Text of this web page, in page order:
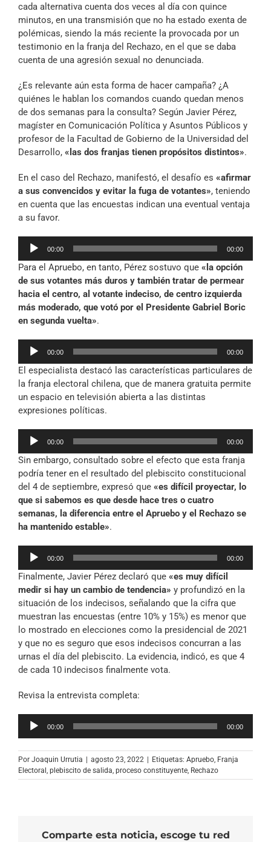
cada alternativa cuenta dos veces al día con quince
minutos, en una transmisión que no ha estado exenta de
polémicas, siendo la más reciente la provocada por un
testimonio en la franja del Rechazo, en el que se daba
cuenta de una agresión sexual no denunciada.
¿Es relevante aún esta forma de hacer campaña? ¿A
quiénes le hablan los comandos cuando quedan menos
de dos semanas para la consulta? Según Javier Pérez,
magíster en Comunicación Política y Asuntos Públicos y
profesor de la Facultad de Gobierno de la Universidad del
Desarrollo, «las dos franjas tienen propósitos distintos».
En el caso del Rechazo, manifestó, el desafío es «afirmar
a sus convencidos y evitar la fuga de votantes», teniendo
en cuenta que las encuestas indican una eventual ventaja
a su favor.
Reproductor
audio
00:00 00:00
Para el Apruebo, en tanto, Pérez sostuvo que «la opción
de sus votantes más duros y también tratar de permear
hacia el centro, al votante indeciso, de centro izquierda
más moderado, que votó por el Presidente Gabriel Boric
en segunda vuelta».
Reproductor
audio
00:00 00:00
El especialista destacó las características particulares de
la franja electoral chilena, que de manera gratuita permite
un espacio en televisión abierta a las distintas
expresiones políticas.
Reproductor
audio
00:00 00:00
Sin embargo, consultado sobre el efecto que esta franja
podría tener en el resultado del plebiscito constitucional
del 4 de septiembre, expresó que «es difícil proyectar, lo
que si sabemos es que desde hace tres o cuatro
semanas, la diferencia entre el Apruebo y el Rechazo se
ha mantenido estable».
Reproductor
audio
00:00 00:00
Finalmente, Javier Pérez declaró que «es muy difícil
medir si hay un cambio de tendencia» y profundizó en la
situación de los indecisos, señalando que la cifra que
muestran las encuestas (entre 10% y 15%) es menor que
lo mostrado en elecciones como la presidencial de 2021
y que no es seguro que esos indecisos concurran a las
urnas el día del plebiscito. La evidencia, indicó, es que 4
de cada 10 indecisos finalmente vota.
Revisa la entrevista completa:
Reproductor
00:00 00:00
Por Joaquin Urrutia agosto 23, 2022 Etiquetas: Apruebo, Franja
Electoral , plebiscito de salida, proceso constituyente, Rechazo
Comparte esta noticia, escoge tu red